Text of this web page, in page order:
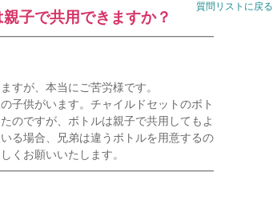
質問リストに戻る
子で共用できますか？
すが、本当にご苦労様です。
子供がいます。チャイルドセットのボト
のですが、ボトルは親子で共用してもよ
る場合、兄弟は違うボトルを用意するの
くお願いいたします。